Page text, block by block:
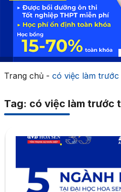
Trang chủ- có việc làm trước
Tag: có việc làm trước